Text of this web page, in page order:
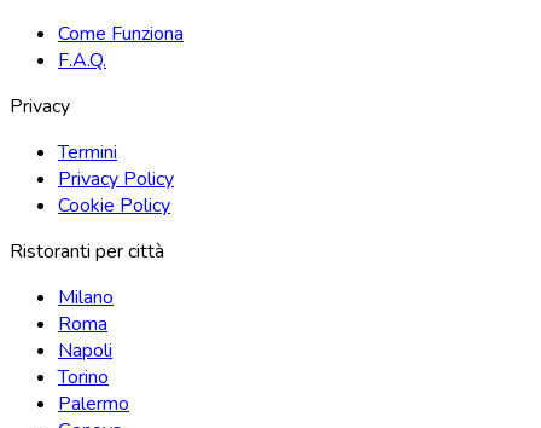
Come Funziona
F.A.Q.
Privacy
Termini
Privacy Policy
Cookie Policy
Ristoranti per città
Milano
Roma
Napoli
Torino
Palermo